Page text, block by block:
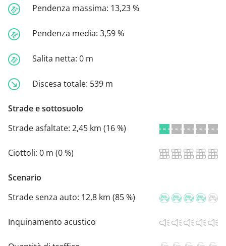
Pendenza massima: 13,23 %
Pendenza media: 3,59 %
Salita netta: 0 m
Discesa totale: 539 m
Strade e sottosuolo
Strade asfaltate: 2,45 km (16 %)
Ciottoli: 0 m (0 %)
Scenario
Strade senza auto: 12,8 km (85 %)
Inquinamento acustico